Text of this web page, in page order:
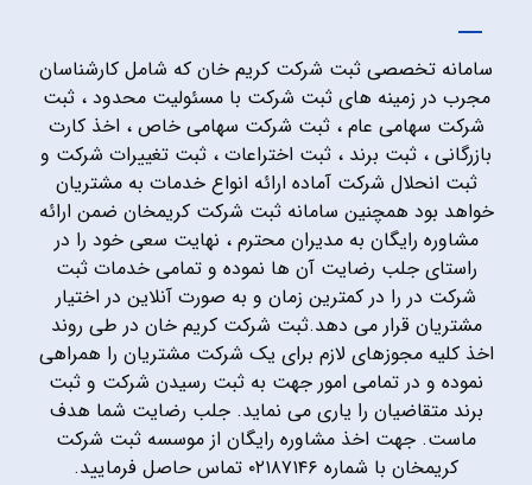
سامانه تخصصی ثبت شرکت کریم خان که شامل کارشناسان
مجرب در زمینه های ثبت شرکت با مسئولیت محدود ، ثبت
شرکت سهامی عام ، ثبت شرکت سهامی خاص ، اخذ کارت
بازرگانی ، ثبت برند ، ثبت اختراعات ، ثبت تغییرات شرکت و
ثبت انحلال شرکت آماده ارائه انواع خدمات به مشتریان
خواهد بود همچنین سامانه ثبت شرکت کریمخان ضمن ارائه
مشاوره رایگان به مدیران محترم ، نهایت سعی خود را در
راستای جلب رضایت آن ها نموده و تمامی خدمات ثبت
شرکت در را در کمترین زمان و به صورت آنلاین در اختیار
مشتریان قرار می دهد.ثبت شرکت کریم خان در طی روند
اخذ کلیه مجوزهای لازم برای یک شرکت مشتریان را همراهی
نموده و در تمامی امور جهت به ثبت رسیدن شرکت و ثبت
برند متقاضیان را یاری می نماید. جلب رضایت شما هدف
ماست. جهت اخذ مشاوره رایگان از موسسه ثبت شرکت
کریمخان با شماره ۰۲۱۸۷۱۴۶ تماس حاصل فرمایید.